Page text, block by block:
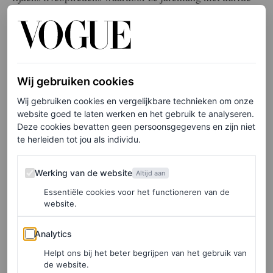
te performen.
Wij gebruiken cookies
Wij gebruiken cookies en vergelijkbare technieken om onze
website goed te laten werken en het gebruik te analyseren.
Deze cookies bevatten geen persoonsgegevens en zijn niet
te herleiden tot jou als individu.
Werking van de website
Werking van de website Altijd aan
Essentiële cookies voor het functioneren van de
website.
Analytics
Analytics
Helpt ons bij het beter begrijpen van het gebruik van
de website.